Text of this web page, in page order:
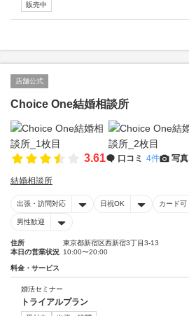
販売中
店舗公式
Choice One結婚相談所
3.61 口コミ 4件 写真
結婚相談所
出張・訪問対応 日祝OK カード可
男性歓迎
住所
東京都新宿区西新宿3丁目3-13
本日の営業状況 10:00〜20:00
料金・サービス
婚活セミナー
トライアルプラン